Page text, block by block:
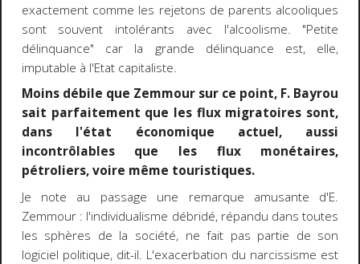
exactement comme les rejetons de parents alcooliques
sont souvent intolérants avec l'alcoolisme. "Petite
délinquance" car la grande délinquance est, elle,
imputable à l'Etat capitaliste.
Moins débile que Zemmour sur ce point, F. Bayrou
sait parfaitement que les flux migratoires sont,
dans l'état économique actuel, aussi
incontrôlables que les flux monétaires,
pétroliers, voire même touristiques.
Je note au passage une remarque amusante d'E.
Zemmour : l'individualisme débridé, répandu dans toutes
les sphères de la société, ne fait pas partie de son
logiciel politique, dit-il. L'exacerbation du narcissisme est